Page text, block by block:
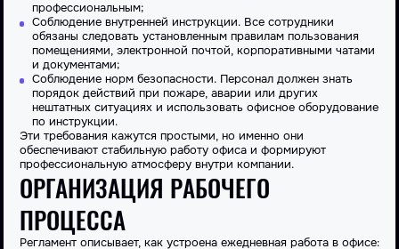
профессиональным;
Соблюдение внутренней инструкции. Все сотрудники
обязаны следовать установленным правилам пользования
помещениями, электронной почтой, корпоративными чатами
и документами;
Соблюдение норм безопасности. Персонал должен знать
порядок действий при пожаре, аварии или других
нештатных ситуациях и использовать офисное оборудование
поинструкции.
Эти требования кажутся простыми, но именно они
обеспечивают стабильную работу офиса и формируют
профессиональную атмосферу внутри компании.
ОРГАНИЗАЦИЯ РАБОЧЕГО
ПРОЦЕССА
Регламент описывает, как устроена ежедневная работа в офисе: